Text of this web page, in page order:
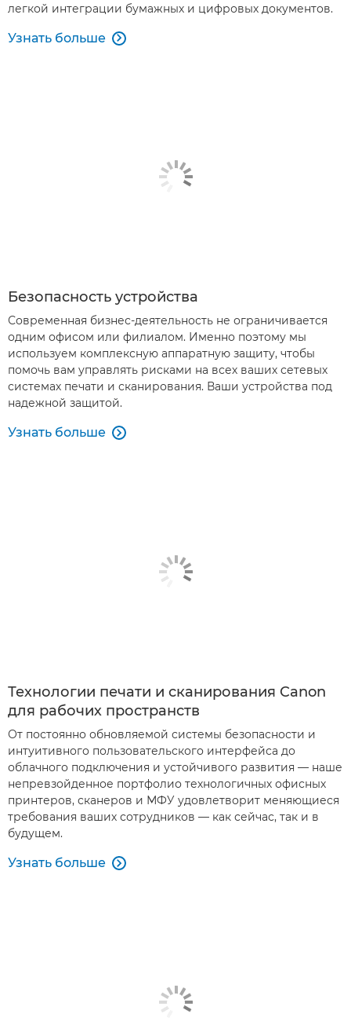
легкой интеграции бумажных и цифровых документов.
Узнать больше 
Безопасность устройства
Современная бизнес-деятельность не ограничивается
одним офисом или филиалом. Именно поэтому мы
используем комплексную аппаратную защиту, чтобы
помочь вам управлять рисками на всех ваших сетевых
системах печати и сканирования. Ваши устройства под
надежной защитой.
Узнать больше 
Технологии печати и сканирования Canon
для рабочих пространств
От постоянно обновляемой системы безопасности и
интуитивного пользовательского интерфейса до
облачного подключения и устойчивого развития — наше
непревзойденное портфолио технологичных офисных
принтеров, сканеров и МФУ удовлетворит меняющиеся
требования ваших сотрудников — как сейчас, так и в
будущем.
Узнать больше 